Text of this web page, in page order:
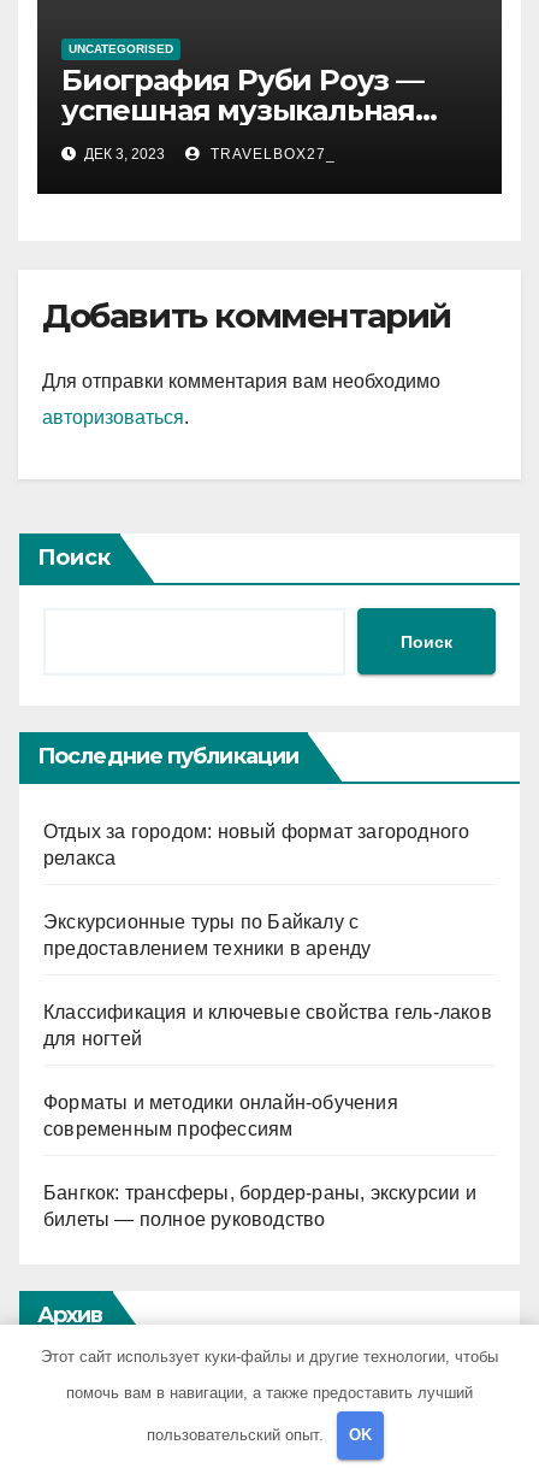
UNCATEGORISED
Биография Руби Роуз —
успешная музыкальная
карьера, личная жизнь и
знаковые достижения
ДЕК 3, 2023 TRAVELBOX27_
Добавить комментарий
Для отправки комментария вам необходимо
авторизоваться.
Поиск
Поиск
Последние публикации
Отдых за городом: новый формат загородного
релакса
Экскурсионные туры по Байкалу с
предоставлением техники в аренду
Классификация и ключевые свойства гель-лаков
для ногтей
Форматы и методики онлайн-обучения
современным профессиям
Бангкок: трансферы, бордер-раны, экскурсии и
билеты — полное руководство
Архив
Июль 2026
Этот сайт использует куки-файлы и другие технологии, чтобы
помочь вам в навигации, а также предоставить лучший
пользовательский опыт. OK